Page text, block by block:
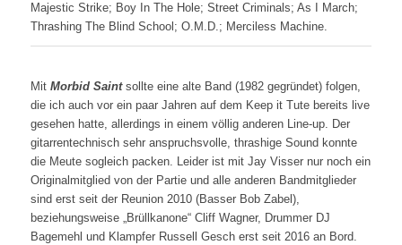
Majestic Strike; Boy In The Hole; Street Criminals; As I March;
Thrashing The Blind School; O.M.D.; Merciless Machine.
Mit Morbid Saintsollte eine alte Band (1982 gegründet) folgen,
die ich auch vor ein paar Jahren auf dem Keep it Tute bereits live
gesehen hatte, allerdings in einem völlig anderen Line-up. Der
gitarrentechnisch sehr anspruchsvolle, thrashige Sound konnte
die Meute sogleich packen. Leider ist mit Jay Visser nur noch ein
Originalmitglied von der Partie und alle anderen Bandmitglieder
sind erst seit der Reunion 2010 (Basser Bob Zabel),
beziehungsweise „Brüllkanone“ Cliff Wagner, Drummer DJ
Bagemehl und Klampfer Russell Gesch erst seit 2016 an Bord.